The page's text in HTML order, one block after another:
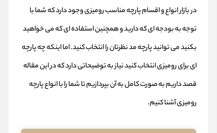
در بازار انواع و اقسام پارچه مناسب رومیزی وجود دارد که شما با
توجه به بودجه ای که دارید و همچنین استفاده ای که می خواهید
بکنید می توانید پارچه مد نظرتان را انتخاب کنید. اما اینکه چه پارچه
ای برای رومیزی انتخاب کنید نیاز به توضیحاتی دارد که در این مقاله
قصد داریم به صورت کامل به آن بپردازیم تا شما را با انواع پارچه
رومیزی آشنا کنیم.